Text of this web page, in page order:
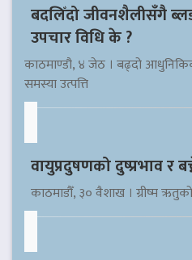
बदलिँदो जीवनशैलीसँगै
उपचार विधि के ?
काठमाण्डौ, ४ जेठ । बढ्दो
समस्या उत्पत्ति
वायुप्रदुषणको दुष्प्रभाव र
काठमाडौँ, ३० वैशाख । ग्रीष्म